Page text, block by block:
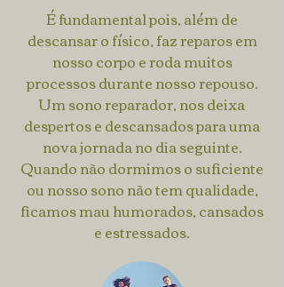
É fundamental pois, além de
descansar o físico, faz reparos em
nosso corpo e roda muitos
processos durante nosso repouso.
Um sono reparador, nos deixa
despertos e descansados para uma
nova jornada no dia seguinte.
Quando não dormimos o suficiente
ou nosso sono não tem qualidade,
ficamos mau humorados, cansados
e estressados.